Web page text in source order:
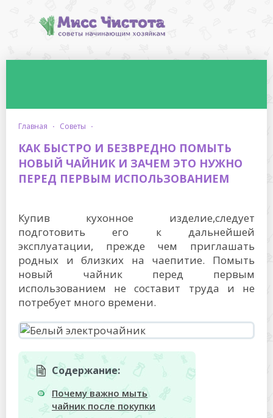
главная · советы ·
КАК БЫСТРО И БЕЗВРЕДНО ПОМЫТЬ
НОВЫЙ ЧАЙНИК И ЗАЧЕМ ЭТО НУЖНО
ПЕРЕД ПЕРВЫМ ИСПОЛЬЗОВАНИЕМ
Купив кухонное изделие,следует
подготовить его к дальнейшей
эксплуатации, прежде чем приглашать
родных и близких на чаепитие. Помыть
новый чайник перед первым
использованием не составит труда и не
потребует много времени.
Содержание:
Почему важно мыть
чайник после покупки